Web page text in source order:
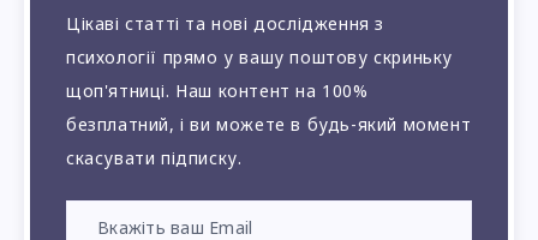
Цікаві статті та нові дослідження з
психології прямо у вашу поштову скриньку
щоп'ятниці. Наш контент на 100%
безплатний, і ви можете в будь-який момент
скасувати підписку.